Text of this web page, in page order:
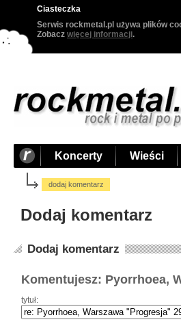
Ciasteczka
Serwis rockmetal.pl używa plików
Zobacz więcej informacji.
Koncerty Wieści
dodaj komentarz
Dodaj komentarz
Dodaj komentarz
Komentujesz: Pyorrhoea,
tytuł: